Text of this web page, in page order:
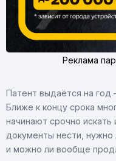
Реклама
Патент выдаётся на
Ближе к концу срока
начинают срочно
документы нести, нужно
и можно ли вообще